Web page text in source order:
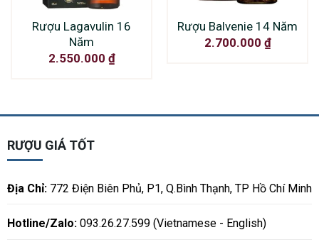
Rượu Lagavulin 16
Năm
2.550.000 ₫
Rượu Balvenie 14 Năm
2.700.000 ₫
RƯỢU GIÁ TỐT
Địa Chỉ:772 Điện Biên Phủ, P1, Q.Bình Thạnh, TP Hồ Chí Minh
Hotline/Zalo:093.26.27.599 (Vietnamese - English)